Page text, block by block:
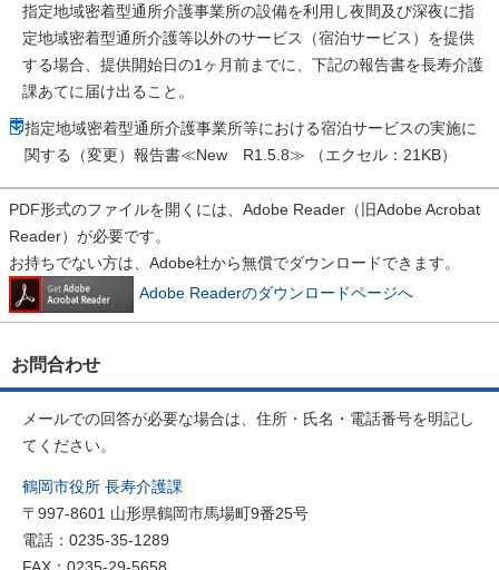
指定地域密着型通所介護事業所の設備を利用し夜間及び深夜に指
定地域密着型通所介護等以外のサービス（宿泊サービス）を提供
する場合、提供開始日の1ヶ月前までに、下記の報告書を長寿介護
課あてに届け出ること。
指定地域密着型通所介護事業所等における宿泊サービスの実施に
関する（変更）報告書≪New R1.5.8≫ （エクセル：21KB）
PDF形式のファイルを開くには、Adobe Reader（旧Adobe Acrobat
Reader）が必要です。
お持ちでない方は、Adobe社から無償でダウンロードできます。
Adobe Readerのダウンロードページへ
お問合わせ
メールでの回答が必要な場合は、住所・氏名・電話番号を明記し
てください。
鶴岡市役所 長寿介護課
〒997-8601 山形県鶴岡市馬場町9番25号
電話：0235-35-1289